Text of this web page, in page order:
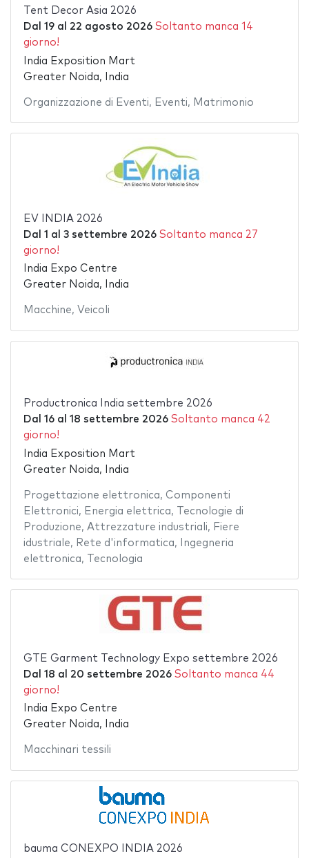
Tent Decor Asia 2026
Dal 19al 22 agosto 2026 Soltanto manca 14
giorno!
India Exposition Mart
Greater Noida, India
Organizzazione di Eventi, Eventi, Matrimonio
EV INDIA 2026
Dal 1 al 3 settembre 2026 Soltanto manca 27
giorno!
India Expo Centre
Greater Noida, India
Macchine, Veicoli
Productronica India settembre 2026
Dal 16al 18 settembre 2026 Soltanto manca 42
giorno!
India Exposition Mart
Greater Noida, India
Progettazione elettronica, Componenti
Elettronici, Energia elettrica,
Tecnologie di
Produzione, Attrezzature industriali, Fiere
idustriale, Rete d'informatica,
Ingegneria
elettronica, Tecnologia
GTE Garment Technology Expo settembre 2026
Dal 18 al 20 settembre 2026 Soltanto manca 44
giorno!
India Expo Centre
Greater Noida, India
Macchinari tessili
bauma CONEXPO INDIA 2026